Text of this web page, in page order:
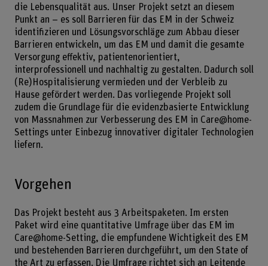
die Lebensqualität aus. Unser Projekt setzt an diesem
Punkt an – es soll Barrieren für das EM in der Schweiz
identifizieren und Lösungsvorschläge zum Abbau dieser
Barrieren entwickeln, um das EM und damit die gesamte
Versorgung effektiv, patientenorientiert,
interprofessionell und nachhaltig zu gestalten. Dadurch soll
(Re)Hospitalisierung vermieden und der Verbleib zu
Hause gefördert werden. Das vorliegende Projekt soll
zudem die Grundlage für die evidenzbasierte Entwicklung
von Massnahmen zur Verbesserung des EM in Care@home-
Settings unter Einbezug innovativer digitaler Technologien
liefern.
Vorgehen
Das Projekt besteht aus 3 Arbeitspaketen. Im ersten
Paket wird eine quantitative Umfrage über das EM im
Care@home-Setting, die empfundene Wichtigkeit des EM
und bestehenden Barrieren durchgeführt, um den State of
the Art zu erfassen. Die Umfrage richtet sich an Leitende